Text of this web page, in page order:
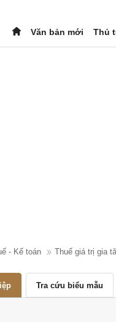
Văn bản mới Thủ
- Kế toán Thuế giá trị gia
Tra cứu biểu mẫu